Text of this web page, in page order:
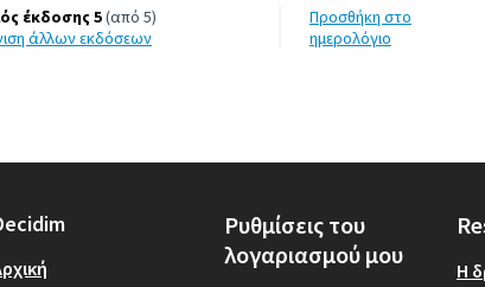
έκδοσης 5(από 5)
άλλων εκδόσεων
Προσθήκη στο
ημερολόγιο
Ρυθμίσεις του
λογαριασμού μου
Η